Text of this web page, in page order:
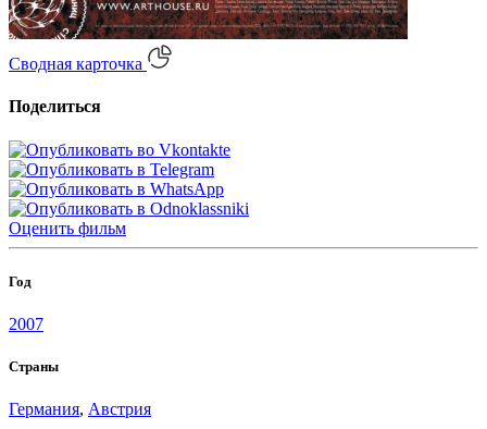
Сводная карточка
Поделиться
Оценить фильм
Год
2007
Страны
Германия, Австрия